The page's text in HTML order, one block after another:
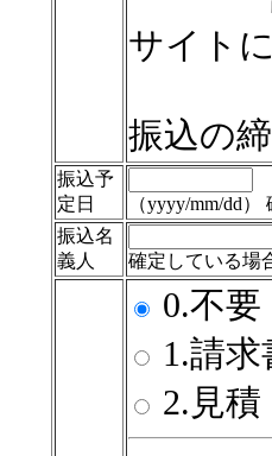
サイト
振込の
振込予
定日
（yyyy/mm/dd
振込名
義人
確定している場
0.不要
1.請
2.見